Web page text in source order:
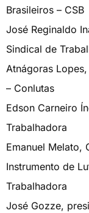
Brasileiros – CSB
José Reginaldo
Sindical de
Atnágoras
– Conlutas
Edson Carneiro
Trabalhadora
Emanuel Melato,
Instrumento de
Trabalhadora
José Gozze,